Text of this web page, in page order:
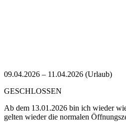
09.04.2026 – 11.04.2026 (Urlaub)
GESCHLOSSEN
Ab dem 13.01.2026 bin ich wieder
gelten wieder die normalen